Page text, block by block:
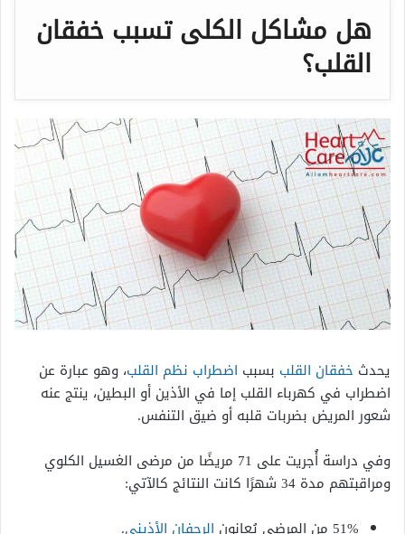
هل مشاكل الكلى تسبب خفقان
القلب؟
يحدث خفقان القلب بسبب اضطراب نظم القلب، وهو عبارة عن
اضطراب في كهرباء القلب إما في الأذين أو البطين، ينتج عنه
شعور المريض بضربات قلبه أو ضيق التنفس.
وفي دراسة أُجريت على 71 مريضًا من مرضى الغسيل الكلوي
ومراقبتهم مدة 34 شهرًا كانت النتائج كالآتي:
51% من المرضى يُعانون
الرجفان الأذيني.